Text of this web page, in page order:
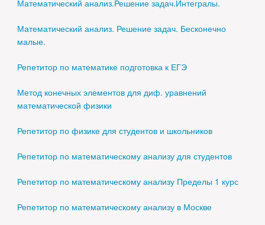
Математический анализ.Решение задач.Интегралы.
Математический анализ. Решение задач. Бесконечно
малые.
Репетитор по математике подготовка к ЕГЭ
Метод конечных элементов для диф. уравнений
математической физики
Репетитор по физике для студентов и школьников
Репетитор по математическому анализу для студентов
Репетитор по математическому анализу Пределы 1 курс
Репетитор по математическому анализу в Москве